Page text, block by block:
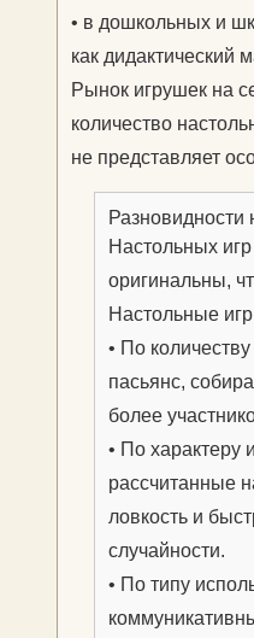
• в дошкольных и
как дидактический
Рынок игрушек на
количество
не представляет
Разновидности
Настольных
оригинальны,
Настольные
• По
пасьянс,
более
• По характеру
рассчитанные
ловкость и
случайности.
• По типу